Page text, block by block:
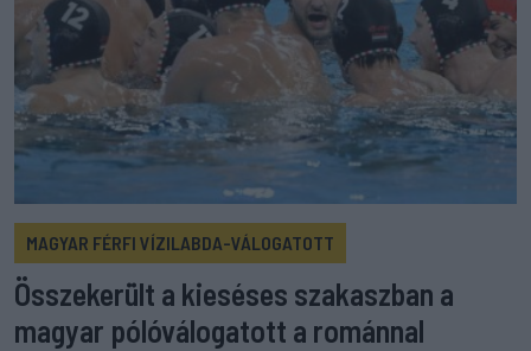
MAGYAR FÉRFI VÍZILABDA-VÁLOGATOTT
Összekerült a kieséses szakaszban a
magyar pólóválogatott a románnal